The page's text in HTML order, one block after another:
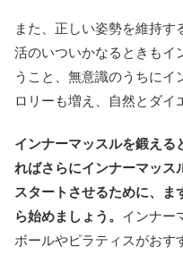
また、正しい姿勢を維持
活のいついかなるときもイ
うこと、無意識のうちにイ
ロリーも増え、自然とダイ
インナーマッスルを鍛える
ればさらにインナーマッス
スタートさせるために、ま
ら始めましょう。 インナー
ボールやピラティスがおす